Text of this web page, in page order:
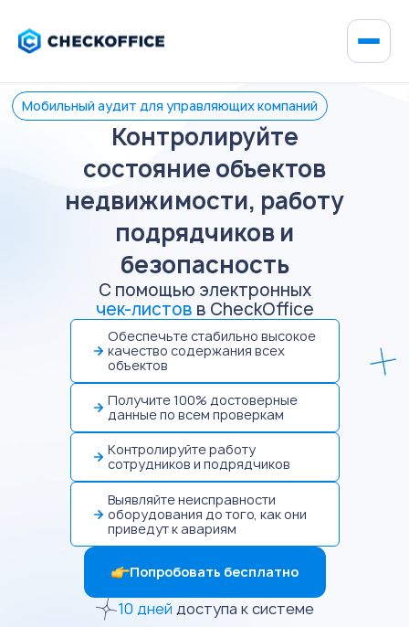
Мобильный аудит для управляющих компаний
Контролируйте
состояние объектов
недвижимости, работу
подрядчиков и
безопасность
С помощью электронных
чек-листов в CheckOffice
Обеспечьте стабильно высокое
качество содержания всех
объектов
Получите 100% достоверные
данные по всем проверкам
Контролируйте работу
сотрудников и подрядчиков
Выявляйте неисправности
оборудования до того, как они
приведут к авариям
Попробовать бесплатно
10 дней доступа к системе